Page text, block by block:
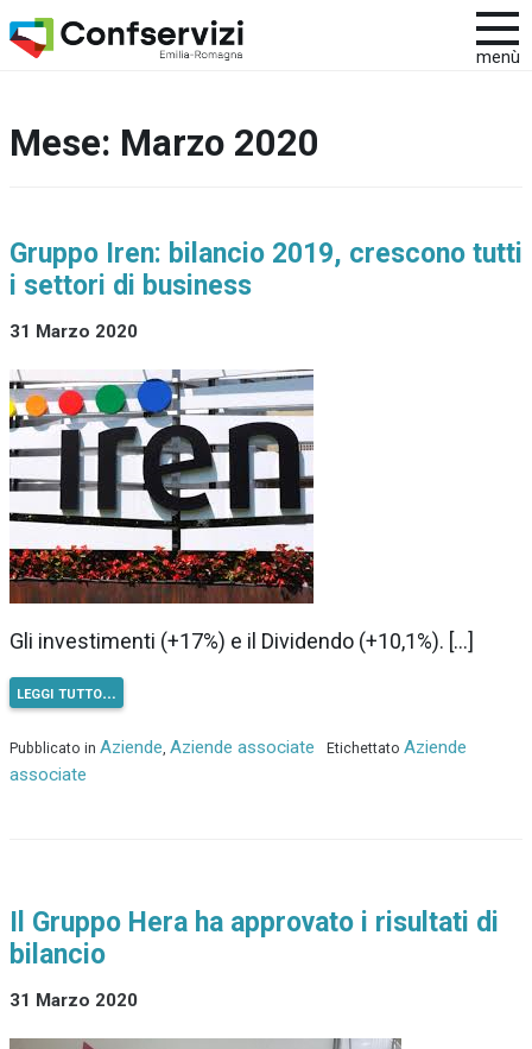
menù
Mese: Marzo 2020
Gruppo Iren: bilancio 2019, crescono tutti
i settori di business
31 Marzo 2020
Gli investimenti (+17%) e il Dividendo (+10,1%). […]
leggi tutto…
Pubblicato in Aziende, Aziende associate Etichettato Aziende
associate
Il Gruppo Hera ha approvato i risultati di
bilancio
31 Marzo 2020